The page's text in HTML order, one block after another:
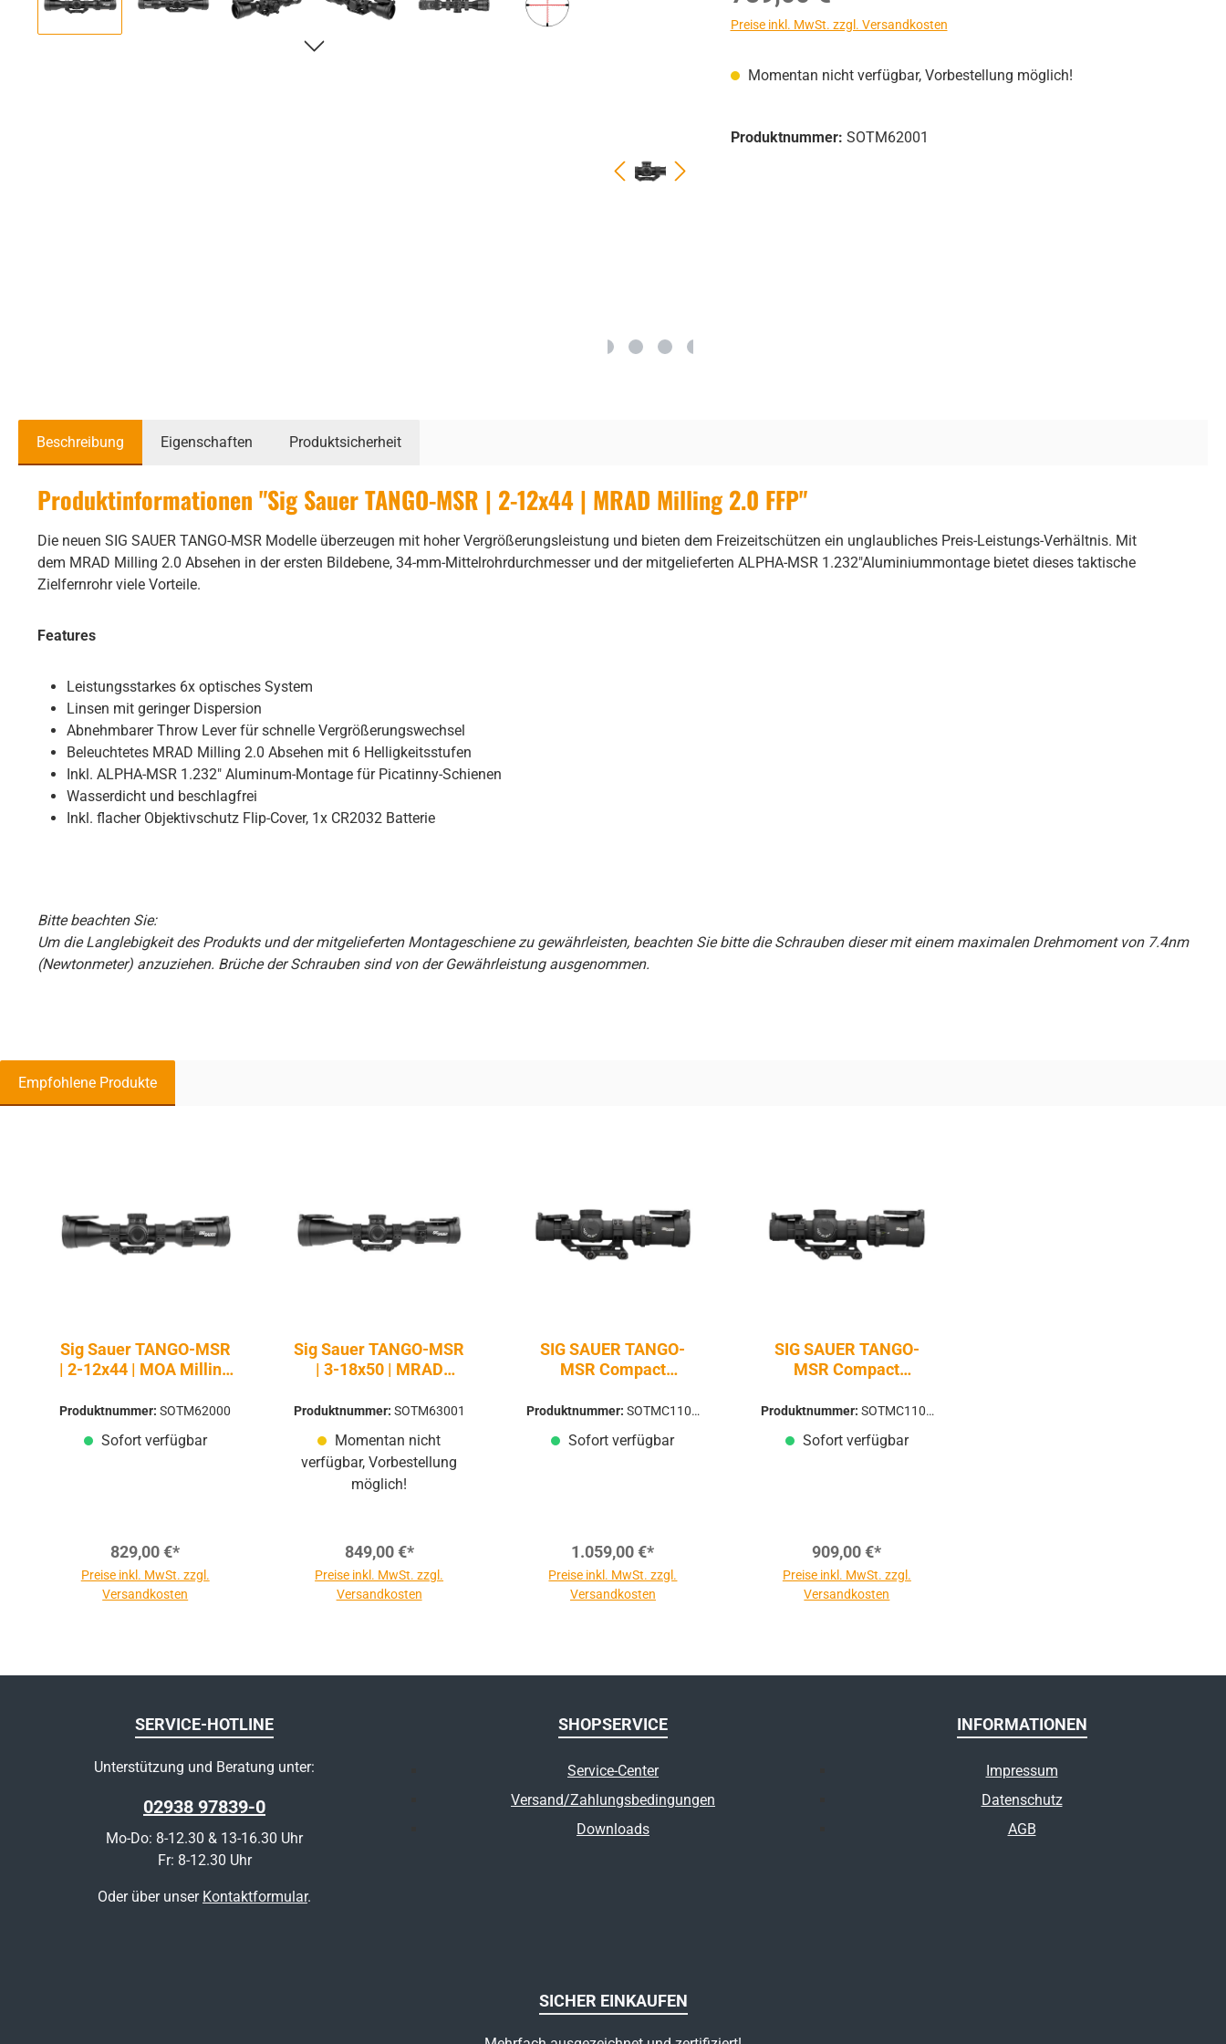
Preise inkl. MwSt. zzgl. Versandkosten
Momentan nicht verfügbar, Vorbestellung möglich!
Produktnummer: SOTM62001
Beschreibung Eigenschaften Produktsicherheit
Produktinformationen "Sig Sauer TANGO-MSR | 2-12x44 | MRAD Milling 2.0 FFP"
Die neuen SIG SAUER TANGO-MSR Modelle überzeugen mit hoher Vergrößerungsleistung und bieten dem Freizeitschützen ein unglaubliches Preis-Leistungs-Verhältnis. Mit
dem MRAD Milling 2.0 Absehen in der ersten Bildebene, 34-mm-Mittelrohrdurchmesser und der mitgelieferten ALPHA-MSR 1.232"Aluminiummontage bietet dieses taktische
Zielfernrohr viele Vorteile.
Features
Leistungsstarkes 6x optisches System
Linsen mit geringer Dispersion
Abnehmbarer Throw Lever für schnelle Vergrößerungswechsel
Beleuchtetes MRAD Milling 2.0 Absehen mit 6 Helligkeitsstufen
Inkl. ALPHA-MSR 1.232" Aluminum-Montage für Picatinny-Schienen
Wasserdicht und beschlagfrei
Inkl. flacher Objektivschutz Flip-Cover, 1x CR2032 Batterie
Bitte beachten Sie:
Um die Langlebigkeit des Produkts und der mitgelieferten Montageschiene zu gewährleisten, beachten Sie bitte die Schrauben dieser mit einem maximalen Drehmoment von 7.4nm
(Newtonmeter) anzuziehen. Brüche der Schrauben sind von der Gewährleistung ausgenommen.
Empfohlene Produkte
Sig Sauer TANGO-MSR
| 2-12x44 | MOA Milling
Produktnummer:SOTM62000
Sofort verfügbar
829,00 €*
Preise inkl. MwSt. zzgl.
Versandkosten
Sig Sauer TANGO-MSR
| 3-18x50 | MRAD
Produktnummer: SOTM63001
Momentan nicht
verfügbar, Vorbestellung
möglich!
849,00 €*
Preise inkl. MwSt. zzgl.
Versandkosten
SIG SAUER TANGO-
MSR Compact
10x24 | BDC10
Produktnummer:SOTMC1100
Sofort verfügbar
1.059,00 €*
Preise inkl. MwSt. zzgl.
Versandkosten
SIG SAUER TANGO-
MSR Compact
10x24 | BDC10
Produktnummer: SOTMC1100
Sofort verfügbar
909,00 €*
Preise inkl. MwSt. zzgl.
Versandkosten
SERVICE-HOTLINE
Unterstützung und Beratung unter:
02938 97839-0
Mo-Do: 8-12.30 & 13-16.30 Uhr
Fr: 8-12.30 Uhr
Oder über unser Kontaktformular.
SHOPSERVICE
Service-Center
Versand/Zahlungsbedingungen
Downloads
INFORMATIONEN
Impressum
Datenschutz
AGB
SICHER EINKAUFEN